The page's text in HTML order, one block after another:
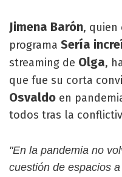
Jimena Barón, quien
programa Sería
streaming de Olga,
que fue su corta
Osvaldo en
todos tras la
"En la pandemia no
cuestión de espacios